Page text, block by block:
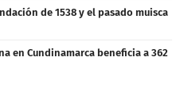
de 1538 y el pasado muisca
en Cundinamarca beneficia a 362